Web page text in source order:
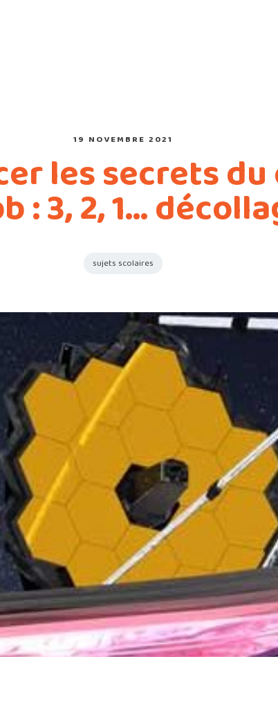
19 NOVEMBRE 2021
les secrets du
: 3, 2, 1…
sujets scolaires